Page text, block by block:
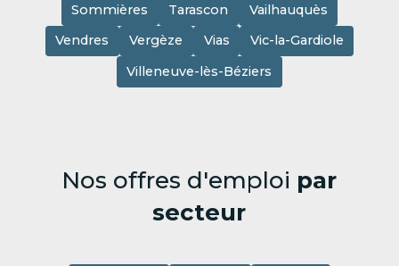
Sommières
Tarascon
Vailhauquès
Vendres
Vergèze Vias
Vic-la-Gardiole
Villeneuve-lès-Béziers
Nos offres d'emploi par
secteur